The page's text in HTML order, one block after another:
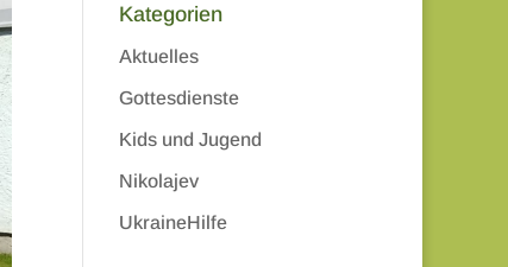
Kategorien
Aktuelles
Gottesdienste
Kids und Jugend
Nikolajev
UkraineHilfe